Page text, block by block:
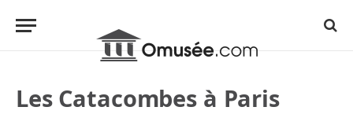
Les Catacombes à Paris